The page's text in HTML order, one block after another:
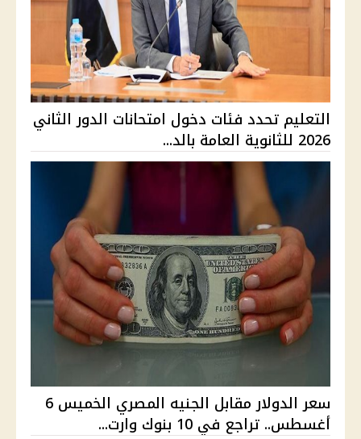
التعليم تحدد فئات دخول امتحانات الدور الثاني
2026 للثانوية العامة بالد...
سعر الدولار مقابل الجنيه المصري الخميس 6
أغسطس.. تراجع في 10 بنوك وارت...